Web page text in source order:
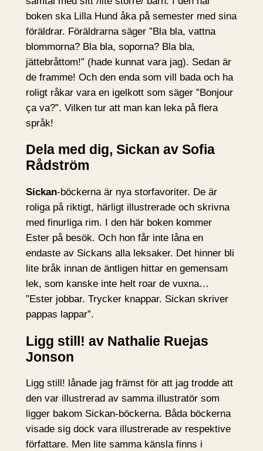
boken ska Lilla Hund åka på semester med sina
föräldrar. Föräldrarna säger ”Bla bla, vattna
blommorna? Bla bla, soporna? Bla bla,
jättebråttom!” (hade kunnat vara jag). Sedan är
de framme! Och den enda som vill bada och ha
roligt råkar vara en igelkott som säger ”Bonjour
ça va?”. Vilken tur att man kan leka på flera
språk!
Dela med dig, Sickan av Sofia
Rådström
Sickan-böckerna är nya storfavoriter. De är
roliga på riktigt, härligt illustrerade och skrivna
med finurliga rim. I den här boken kommer
Ester på besök. Och hon får inte låna en
endaste av Sickans alla leksaker. Det hinner bli
lite bråk innan de äntligen hittar en gemensam
lek, som kanske inte helt roar de vuxna…
”Ester jobbar. Trycker knappar. Sickan skriver
pappas lappar”.
Ligg still! av Nathalie Ruejas
Jonson
Ligg still! lånade jag främst för att jag trodde att
den var illustrerad av samma illustratör som
ligger bakom Sickan-böckerna. Båda böckerna
visade sig dock vara illustrerade av respektive
författare. Men lite samma känsla finns i